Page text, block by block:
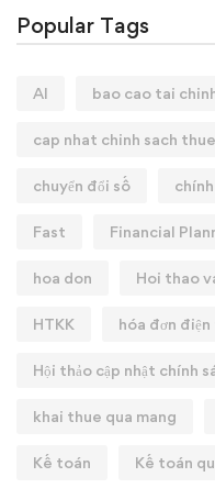
Popular Tags
AI bao cao tai
cap nhat chinh sach thue
chuyển đổi số
Fast Financial
hoa don Hoi thao
HTKK hóa đơn điện
Hội thảo cập nhật chính
khai thue qua mang
Kế toán Kế toán